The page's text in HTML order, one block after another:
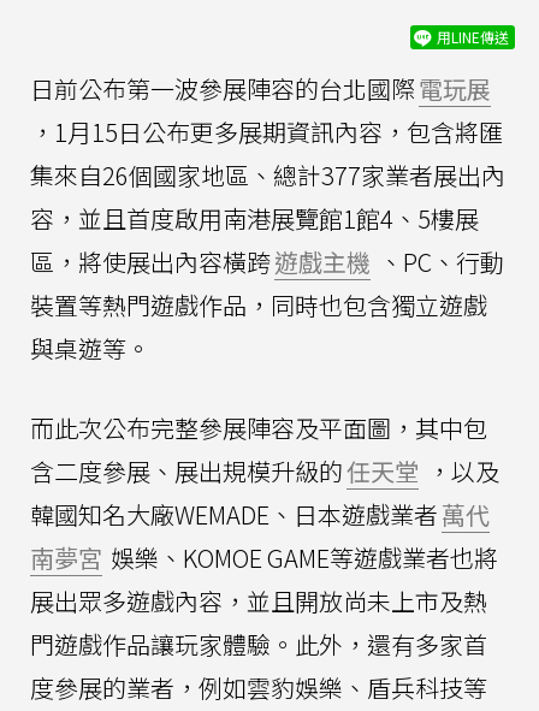
用LINE傳送
日前公布第一波參展陣容的台北國際電玩展
，1月15日公布更多展期資訊內容，包含將匯
集來自26個國家地區、總計377家業者展出內
容，並且首度啟用南港展覽館1館4、5樓展
區，將使展出內容橫跨遊戲主機 、PC、行動
裝置等熱門遊戲作品，同時也包含獨立遊戲
與桌遊等。
而此次公布完整參展陣容及平面圖，其中包
含二度參展、展出規模升級的任天堂 ，以及
韓國知名大廠WEMADE、日本遊戲業者萬代
南夢宮 娛樂、KOMOE GAME等遊戲業者也將
展出眾多遊戲內容，並且開放尚未上市及熱
門遊戲作品讓玩家體驗。此外，還有多家首
度參展的業者，例如雲豹娛樂、盾兵科技等